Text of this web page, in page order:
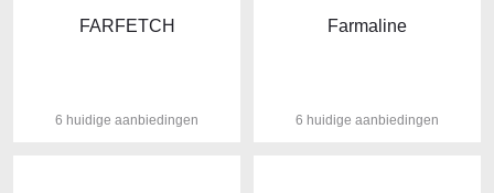
FARFETCH
6 huidige aanbiedingen
Farmaline
6 huidige aanbiedingen